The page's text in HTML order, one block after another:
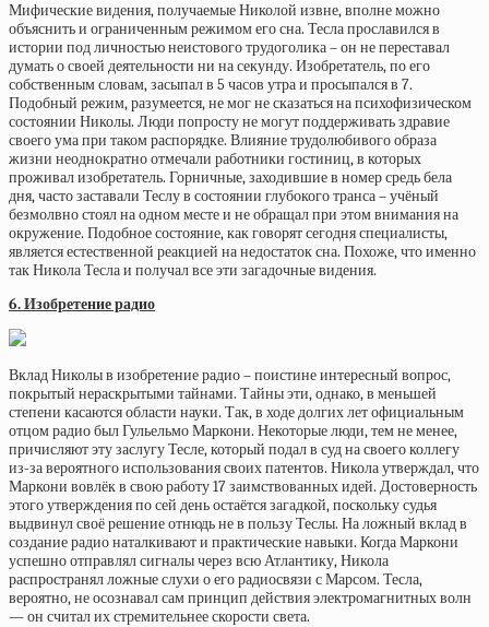
Мифические видения, получаемые Николой извне, вполне можно
объяснить и ограниченным режимом его сна. Тесла прославился в
истории под личностью неистового трудоголика – он не переставал
думать о своей деятельности ни на секунду. Изобретатель, по его
собственным словам, засыпал в 5 часов утра и просыпался в 7.
Подобный режим, разумеется, не мог не сказаться на психофизическом
состоянии Николы. Люди попросту не могут поддерживать здравие
своего ума при таком распорядке. Влияние трудолюбивого образа
жизни неоднократно отмечали работники гостиниц, в которых
проживал изобретатель. Горничные, заходившие в номер средь бела
дня, часто заставали Теслу в состоянии глубокого транса – учёный
безмолвно стоял на одном месте и не обращал при этом внимания на
окружение. Подобное состояние, как говорят сегодня специалисты,
является естественной реакцией на недостаток сна. Похоже, что именно
так Никола Тесла и получал все эти загадочные видения.
6. Изобретение радио
Вклад Николы в изобретение радио – поистине интересный вопрос,
покрытый нераскрытыми тайнами. Тайны эти, однако, в меньшей
степени касаются области науки. Так, в ходе долгих лет официальным
отцом радио был Гульельмо Маркони. Некоторые люди, тем не менее,
причисляют эту заслугу Тесле, который подал в суд на своего коллегу
из-за вероятного использования своих патентов. Никола утверждал, что
Маркони вовлёк в свою работу 17 заимствованных идей. Достоверность
этого утверждения по сей день остаётся загадкой, поскольку судья
выдвинул своё решение отнюдь не в пользу Теслы. На ложный вклад в
создание радио наталкивают и практические навыки. Когда Маркони
успешно отправлял сигналы через всю Атлантику, Никола
распространял ложные слухи о его радиосвязи с Марсом. Тесла,
вероятно, не осознавал сам принцип действия электромагнитных волн
— он считал их стремительнее скорости света.